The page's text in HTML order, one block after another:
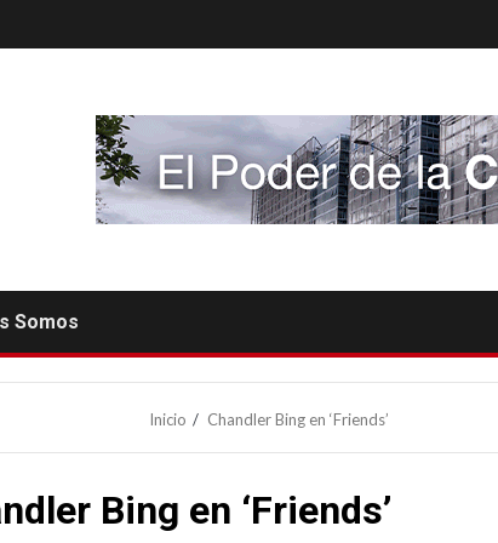
Somos
Inicio Chandler Bing en ‘Friends’
Bing en ‘Friends’